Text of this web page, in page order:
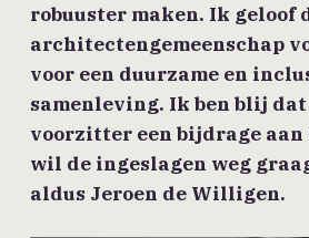
robuuster maken. Ik geloof
architectengemeenschap
voor een duurzame en
samenleving. Ik ben blij
voorzitter een bijdrage aan
wil de ingeslagen weg
aldus Jeroen de Willigen.